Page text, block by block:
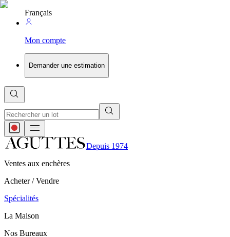
Français
Mon compte
Demander une estimation
Depuis 1974
Ventes aux enchères
Acheter / Vendre
Spécialités
La Maison
Nos Bureaux